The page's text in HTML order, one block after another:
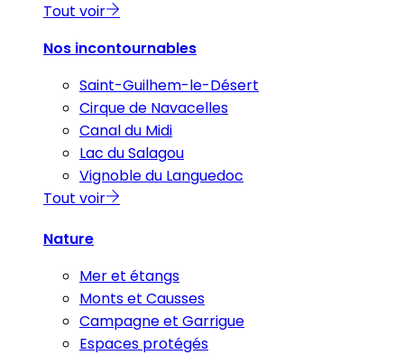
Tout voir
Nos incontournables
Saint-Guilhem-le-Désert
Cirque de Navacelles
Canal du Midi
Lac du Salagou
Vignoble du Languedoc
Tout voir
Nature
Mer et étangs
Monts et Causses
Campagne et Garrigue
Espaces protégés